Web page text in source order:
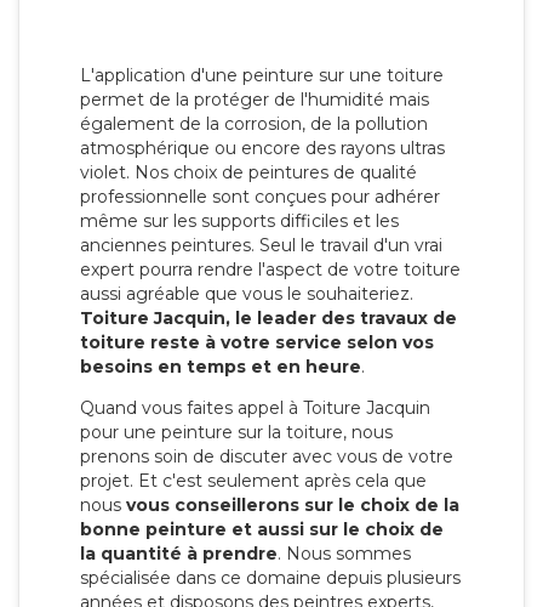
L'application d'une peinture sur une toiture
permet de la protéger de l'humidité mais
également de la corrosion, de la pollution
atmosphérique ou encore des rayons ultras
violet. Nos choix de peintures de qualité
professionnelle sont conçues pour adhérer
même sur les supports difficiles et les
anciennes peintures. Seul le travail d'un vrai
expert pourra rendre l'aspect de votre toiture
aussi agréable que vous le souhaiteriez.
Toiture Jacquin, le leader des travaux de
toiture reste à votre service selon vos
besoins en temps et en heure.
Quand vous faites appel à Toiture Jacquin
pour une peinture sur la toiture, nous
prenons soin de discuter avec vous de votre
projet. Et c'est seulement après cela que
nous vous conseillerons sur le choix de la
bonne peinture et aussi sur le choix de
la quantité à prendre. Nous sommes
spécialisée dans ce domaine depuis plusieurs
années et disposons des peintres experts,